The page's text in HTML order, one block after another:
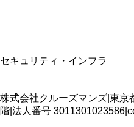
セキュリティ・インフラ
株式会社クルーズマンズ 東京
階 法人番号 3011301023586